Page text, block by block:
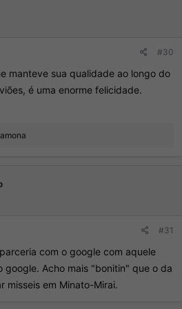
#30
manteve sua qualidade ao longo do
é uma enorme felicidade.
#31
com o google com aquele
Acho mais "bonitin" que o da
misseis em Minato-Mirai.